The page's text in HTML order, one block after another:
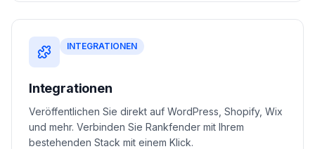
INTEGRATIONEN
Integrationen
Veröffentlichen Sie direkt auf WordPress, Shopify, Wix
und mehr. Verbinden Sie Rankfender mit Ihrem
bestehenden Stack mit einem Klick.